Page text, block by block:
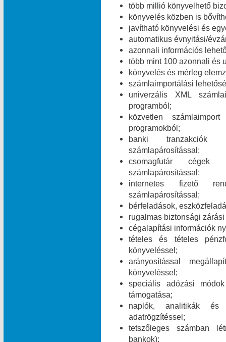
több millió könyvelhető
könyvelés közben is
javítható könyvelési és
automatikus évnyitási/
azonnali információs
több mint 100 azonnali és
könyvelés és mérleg
számlaimportálási
univerzális XML
programból;
közvetlen
programokból;
banki tranzakciók
számlapárosítással;
csomagfutár cégek
számlapárosítással;
internetes fizető
számlapárosítással;
bérfeladások,
rugalmas biztonsági
cégalapítási információk
tételes és tételes
könyveléssel;
arányosítással
könyveléssel;
speciális adózási
támogatása;
naplók, analitikák és
adatrögzítéssel;
tetszőleges számban
bankok);